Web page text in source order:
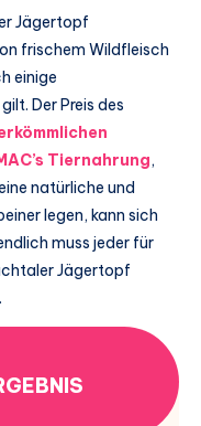
Jägertopf
frischem Wildfleisch
einige
Der Preis des
Tiernahrung,
natürliche und
legen, kann sich
muss jeder für
Jägertopf